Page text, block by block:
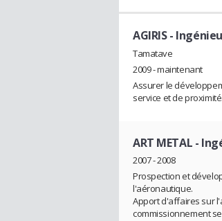
AGIRIS-
Tamatave
2009 - maintenant
Assurer le
service et de proximité.
ART METAL -
2007 - 2008
Prospection et
l'aéronautique.
Apport d'affaires sur
commissionnement